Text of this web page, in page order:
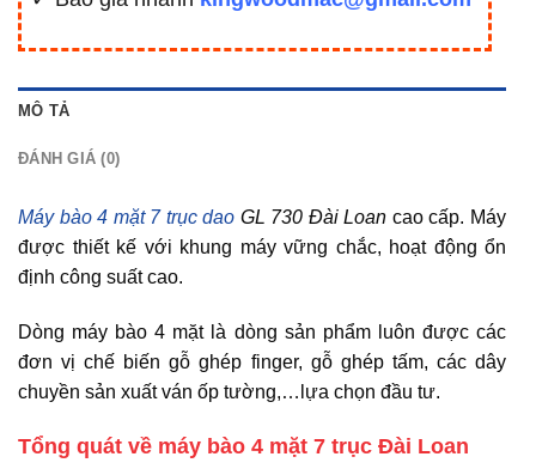
MÔ TẢ
ĐÁNH GIÁ (0)
Máy bào 4 mặt 7 trục dao GL 730 Đài Loan cao cấp. Máy
được thiết kế với khung máy vững chắc, hoạt động ổn
định công suất cao.
Dòng máy bào 4 mặt là dòng sản phẩm luôn được các
đơn vị chế biến gỗ ghép finger, gỗ ghép tấm, các dây
chuyền sản xuất ván ốp tường,…lựa chọn đầu tư.
Tổng quát về máy bào 4 mặt 7 trục Đài Loan